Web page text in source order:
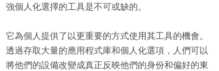
強個人化選擇的工具是不可或缺的。
它為個人提供了以更重要的方式使用其工具的機會。
透過存取大量的應用程式庫和個人化選項，人們可以
將他們的設備改變成真正反映他們的身份和偏好的東